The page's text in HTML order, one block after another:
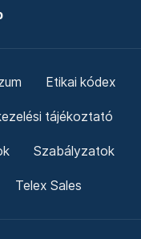
Etikai kódex
tájékoztató
Szabályzatok
Telex Sales